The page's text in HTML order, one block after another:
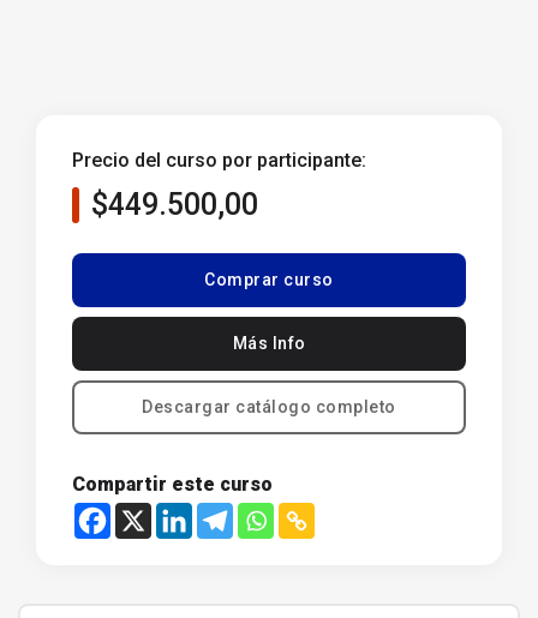
Precio del curso por participante:
$449.500,00
Comprar curso
Más Info
Descargar catálogo completo
Compartir este curso